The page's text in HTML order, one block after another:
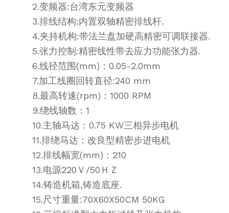
2.变频器:台湾东元变频器
3.排线结构:内置双轴精密排线杆.
4.夹持机构:带法兰盘加硬高精密可调联接器.
5.张力控制:精密线性带去应力功能张力器.
6.线径范围(mm)：0.05-2.0mm
7.加工线圈回转直径:240 mm
8.最高转速(rpm)：1000 RPM
9.绕线轴数：1
10.主轴马达：0.75 KW三相异步电机
11.排绕马达：改良型精密步进电机
12.排线幅宽(mm)：210
13.电源220Ｖ/50ＨＺ
14.铸造机箱,铸造底座.
15.尺寸重量:70X60X50CM 50KG